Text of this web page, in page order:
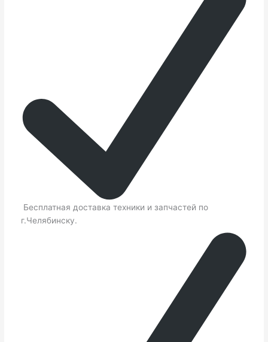
Бесплатная доставка техники и запчастей по
г.Челябинску.